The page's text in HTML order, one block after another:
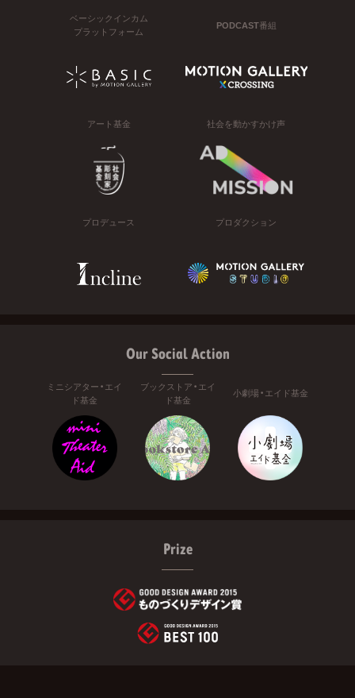
ベーシックインカム
プラットフォーム
PODCAST番組
アート基金 社会を動かすかけ声
プロデュース プロダクション
Our Social Action
ミニシアター・エイ
ド基金
ブックストア・エイ
ド基金
小劇場・エイド基金
Prize